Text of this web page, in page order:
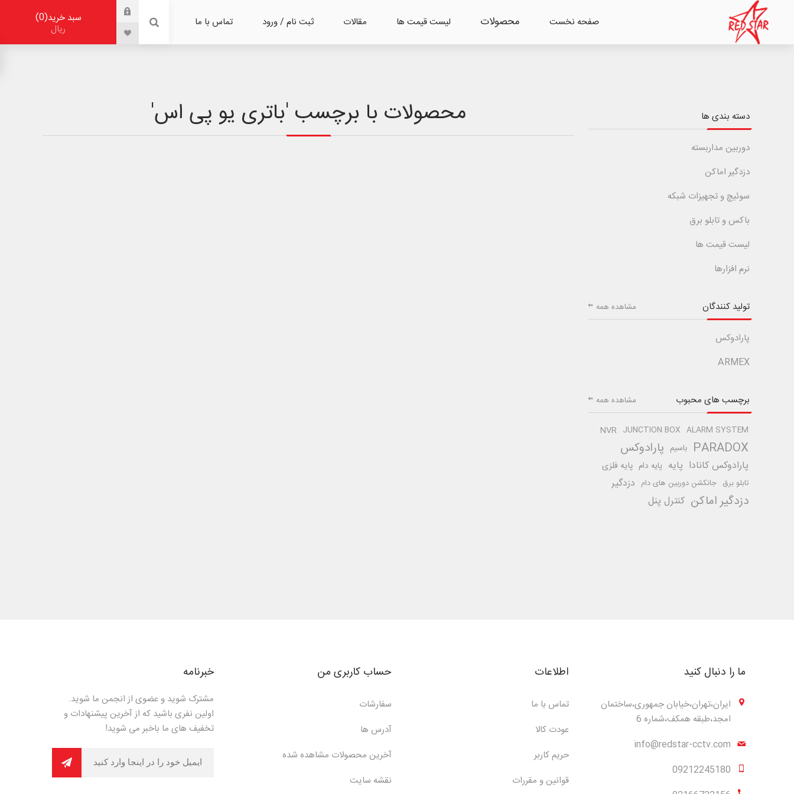
صفحه نخست محصولات لیست قیمت ها مقالات ثبت نام / ورود تماس با ما سبد خرید 0
ریال
محصولات با برچسب 'باتری یو پی اس' دسته بندی ها
دوربین مداربسته
دزدگیر اماکن
سوئیچ و تجهیزات شبکه
باکس و تابلو برق
لیست قیمت ها
نرم افزارها
تولید کنندگان
پارادوکس
ARMEX
مشاهده همه
برچسب های محبوب
ALARM SYSTEM
JUNCTION BOX
NVR
PARADOX باسیم پارادوکس
پارادوکس کانادا پایه پایه دام پایه فلزی
تابلو برق جانکشن دوربین های دام دزدگیر
دزدگیر اماکن کنترل پنل
مشاهده همه
ما را دنبال کنید
ایران،تهران،خیابان جمهوری،ساختمان
امجد،طبقه همکف،شماره 6
info@redstar-cctv.com
09212245180
اطلاعات
تماس با ما
عودت کالا
حریم کاربر
قوانین و مقررات
حساب کاربری من
سفارشات
آدرس ها
آخرین محصولات مشاهده شده
نقشه سایت
خبرنامه
مشترک شوید و عضوی از انجمن ما شوید.
اولین نفری باشید که از آخرین پیشنهادات و
تخفیف های ما باخبر می شوید!